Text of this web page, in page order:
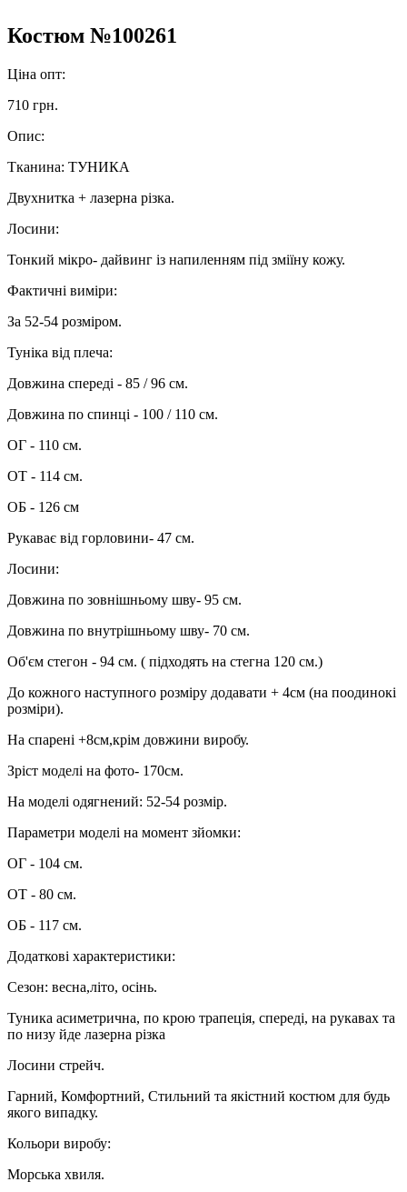
Костюм №100261
Ціна опт:
710 грн.
Опис:
Тканина: ТУНИКА
Двухнитка + лазерна різка.
Лосини:
Тонкий мікро- дайвинг із напиленням під зміїну кожу.
Фактичні виміри:
За 52-54 розміром.
Туніка від плеча:
Довжина спереді - 85 / 96 см.
Довжина по спинці - 100 / 110 см.
ОГ - 110 см.
ОТ - 114 см.
ОБ - 126 см
Рукаває від горловини- 47 см.
Лосини:
Довжина по зовнішньому шву- 95 см.
Довжина по внутрішньому шву- 70 см.
Об'єм стегон - 94 см. ( підходять на стегна 120 см.)
До кожного наступного розміру додавати + 4см (на поодинокі
розміри).
На спарені +8см,крім довжини виробу.
Зріст моделі на фото- 170см.
На моделі одягнений: 52-54 розмір.
Параметри моделі на момент зйомки:
ОГ - 104 см.
ОТ - 80 см.
ОБ - 117 см.
Додаткові характеристики:
Сезон: весна,літо, осінь.
Туника асиметрична, по крою трапеція, спереді, на рукавах та
по низу йде лазерна різка
Лосини стрейч.
Гарний, Комфортний, Стильний та якістний костюм для будь
якого випадку.
Кольори виробу:
Морська хвиля.